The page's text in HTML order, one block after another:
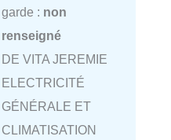
garde : non
renseigné
DE VITA JEREMIE
ELECTRICITÉ
GÉNÉRALE ET
CLIMATISATION